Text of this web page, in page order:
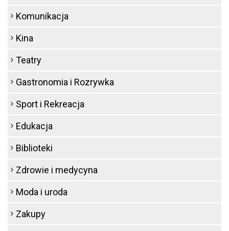
Komunikacja
Kina
Teatry
Gastronomia i Rozrywka
Sport i Rekreacja
Edukacja
Biblioteki
Zdrowie i medycyna
Moda i uroda
Zakupy